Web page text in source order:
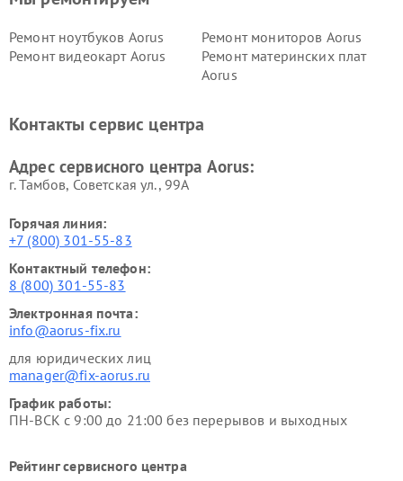
Ремонт ноутбуков Aorus
Ремонт мониторов Aorus
Ремонт видеокарт Aorus
Ремонт материнских плат
Aorus
Контакты сервис центра
Адрес сервисного центра Aorus:
г. Тамбов, Советская ул., 99А
Горячая линия:
+7 (800) 301-55-83
Контактный телефон:
8 (800) 301-55-83
Электронная почта:
info@aorus-fix.ru
для юридических лиц
manager@fix-aorus.ru
График работы:
ПН-ВСК с 9:00 до 21:00 без перерывов и выходных
Рейтинг сервисного центра